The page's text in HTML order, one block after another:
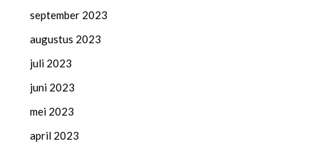
september 2023
augustus 2023
juli 2023
juni 2023
mei 2023
april 2023